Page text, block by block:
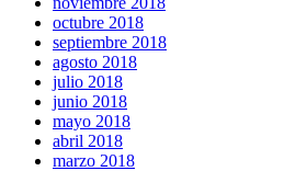
octubre 2018
septiembre 2018
agosto 2018
julio 2018
junio 2018
mayo 2018
abril 2018
marzo 2018